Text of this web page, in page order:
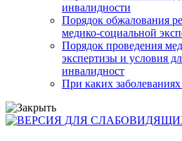
инвалидности
Порядок обжалования
медико-социальной
Порядок проведения
экспертизы и условия
инвалидност
При каких